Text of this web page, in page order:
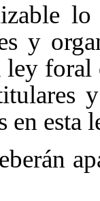
y
foral
en esta